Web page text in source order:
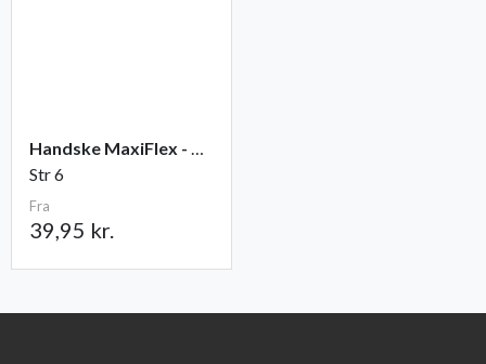
Handske MaxiFlex - Ultimate
Str 6
Fra
39,95 kr.